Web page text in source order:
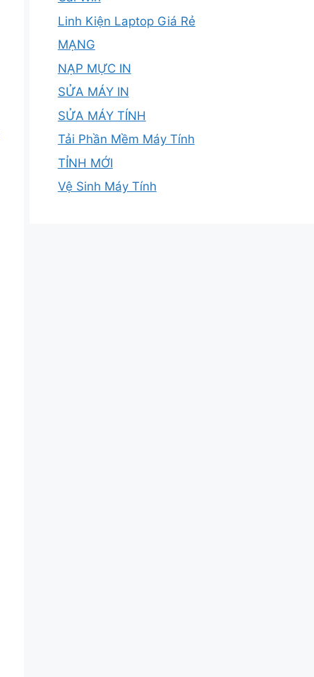
Linh Kiện Laptop Giá Rẻ
MẠNG
NẠP MỰC IN
SỬA MÁY IN
SỬA MÁY TÍNH
Tải Phần Mềm Máy Tính
TỈNH MỚI
Vệ Sinh Máy Tính